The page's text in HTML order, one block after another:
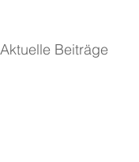
Aktuelle Beiträge